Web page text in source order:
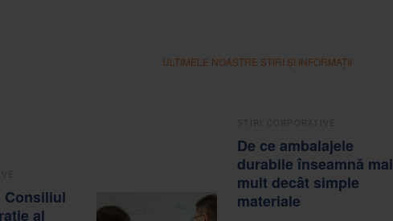
ULTIMELE NOASTRE ȘTIRI ȘI INFORMAȚII
Consiliul
al
De ce ambalajele
durabile înseamnă mai
mult decât simple
materiale